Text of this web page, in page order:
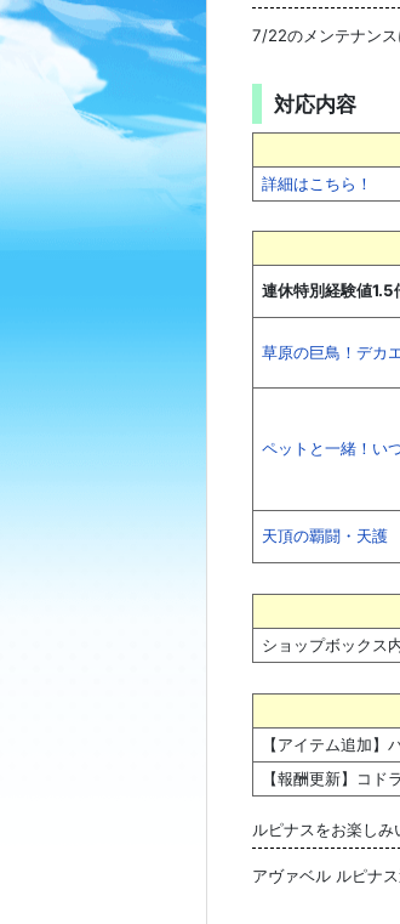
7/22のメンテナン
対応内容
詳細はこちら！
連休特別経験値1.5
草原の巨鳥！デカ
ペットと一緒！い
天頂の覇闘・天護
ショップボックス
【アイテム追加】
【報酬更新】コ
ルピナスをお楽し
アヴァベル ルピナ